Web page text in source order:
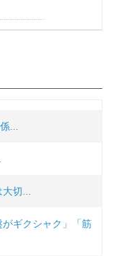
...
切...
ギクシャク」「筋